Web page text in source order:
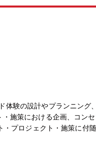
験の設計やプランニング
施策における企画、コン
プロジェクト・施策に付